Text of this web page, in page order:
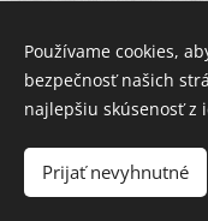
malajzijskom
štáte Sabah, má
hlboké historické
korene. Jeho
pôvod je spätý s
Vytvorené
Používame cookies,
bezpečnosť našich
najlepšiu skúsenosť z
Prijať nevyhnutné